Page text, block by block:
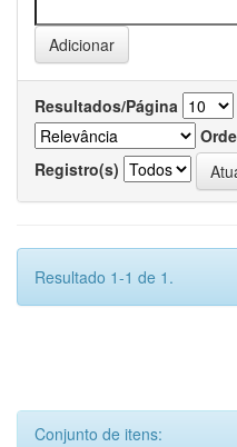
Resultados/Página
Registro(s)
Resultado 1-1 de 1.
Conjunto de itens: